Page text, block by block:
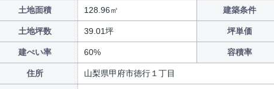
土地面積 128.96㎡ 建築条件
土地坪数 39.01坪 坪単価
建ぺい率 60% 容積率
住所 山梨県甲府市徳行１丁目